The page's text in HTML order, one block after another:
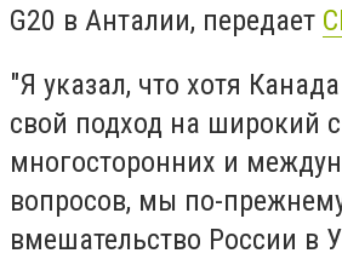
G20 в Анталии, передает
"Я указал, что хотя
свой подход на широкий
многосторонних и
вопросов, мы по-
вмешательство России в